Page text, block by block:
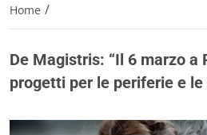
Home /
De Magistris: “Il 6 marzo a
progetti per le periferie e le